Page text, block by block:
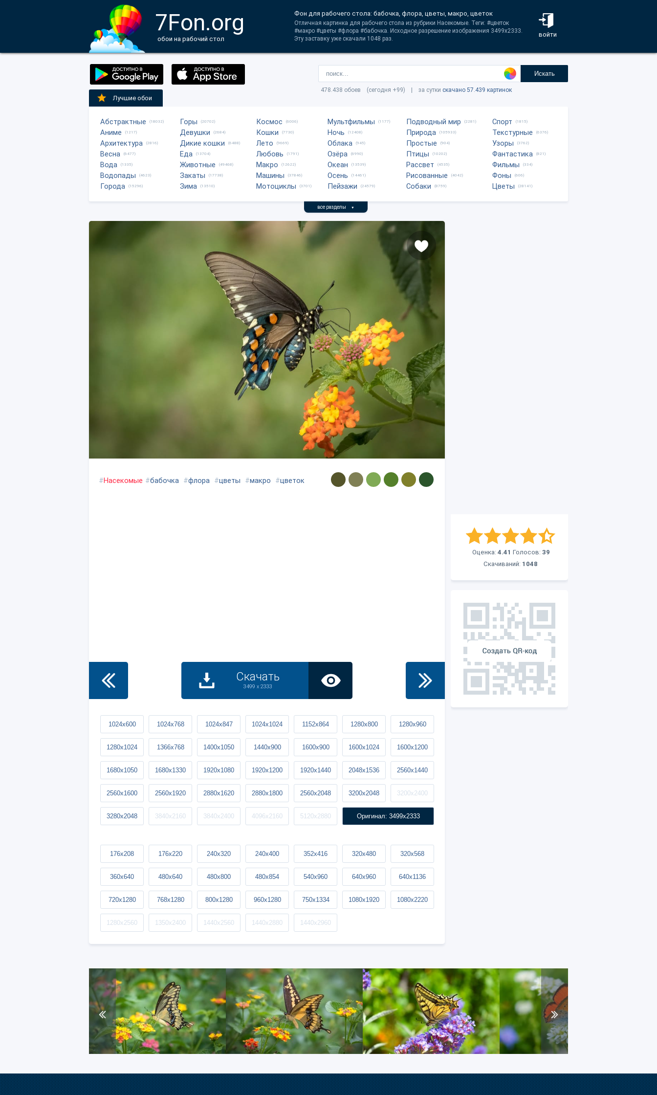
7Fon.org
обои на рабочий стол
войти
Фон для рабочего стола: бабочка, флора, цветы, макро, цветок
Отличная картинка для рабочего стола из рубрики Насекомые. Теги: #цветок
#макро #цветы #флора #бабочка. Исходное разрешение изображения 3499x2333.
Эту заставку уже скачали 1048 раз.
Искать
478.438 обоев (сегодня +99) | за сутки скачано 57.439 картинок
Лучшие обои
Абстрактные (18032)
Аниме (1217)
Архитектура (2816)
Весна (6477)
Вода (1335)
Водопады (4623)
Города (15296)
Горы (20702)
Девушки (2684)
Дикие кошки (6488)
Еда (13704)
Животные (49468)
Закаты (17738)
Зима (13510)
Космос (6006)
Кошки (7730)
Лето (9669)
Любовь (1791)
Макро (12622)
Машины (37846)
Мотоциклы (3701)
Мультфильмы (1177)
Ночь (12408)
Облака (945)
Озёра (6990)
Океан (13539)
Осень (14461)
Пейзажи (24579)
Подводный мир (2281)
Природа (105933)
Простые (904)
Птицы (10202)
Рассвет (4535)
Рисованные (4042)
Собаки (8759)
Спорт (1815)
Текстурные (6376)
Узоры (3762)
Фантастика (821)
Фильмы (334)
Фоны (606)
Цветы (28141)
все разделы ▼
Оценка: 4.41 Голосов: 39
Скачиваний: 1048
#Насекомые #бабочка #флора #цветы #макро #цветок
Скачать
3499 x 2333
1024x600 1024x768 1024x847 1024x1024 1152x864 1280x800 1280x960
1280x1024 1366x768 1400x1050 1440x900 1600x900 1600x1024 1600x1200
1680x1050 1680x1330 1920x1080 1920x1200 1920x1440 2048x1536 2560x1440
2560x1600 2560x1920 2880x1620 2880x1800 2560x2048 3200x2048 3200x2400
3280x2048 3840x2160 3840x2400 4096x2160 5120x2880 Оригинал: 3499x2333
176x208 176x220 240x320 240x400 352x416 320x480 320x568
360x640 480x640 480x800 480x854 540x960 640x960 640x1136
720x1280 768x1280 800x1280 960x1280 750x1334 1080x1920 1080x2220
1280x2560 1350x2400 1440x2560 1440x2880 1440x2960